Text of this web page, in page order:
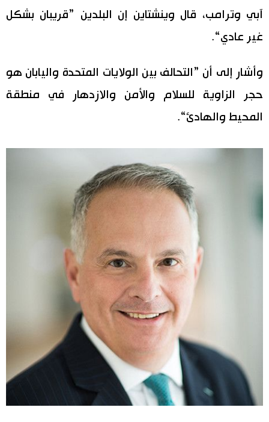
لايف ستايل
طوكيو
إعلان
آبي وترامب، قال وينشتاين إن البلدين ”قريبان بشكل
غير عادي“.
وأشار إلى أن ”التحالف بين الولايات المتحدة واليابان هو
حجر الزاوية للسلام والأمن والازدهار في منطقة
المحيط والهادئ“.